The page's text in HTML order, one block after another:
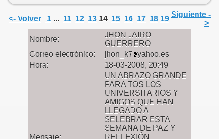
<- Volver 1 ... 11 12 13 14 15 16 17 18 19
Siguiente -
>
Nombre:
JHON JAIRO
GUERRERO
Correo electrónico:
jhon_k7
yahoo.es
Hora:
18-03-2008, 20:49
Mensaje:
UN ABRAZO GRANDE
PARA TOS LOS
UNIVERSITARIOS Y
AMIGOS QUE HAN
LLEGADO A
SELEBRAR ESTA
SEMANA DE PAZ Y
REFLEXIÓN.